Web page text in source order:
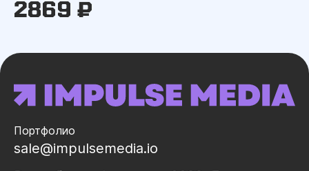
2869 ₽
Портфолио
sale@impulsemedia.io